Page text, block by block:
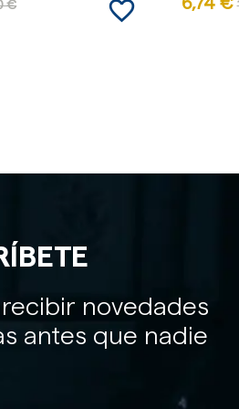
€ favorite_border 6,74 €
novedades
antes que nadie